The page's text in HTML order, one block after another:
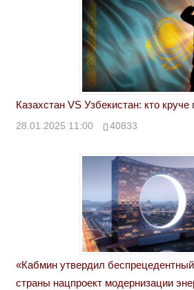
Казахстан VS Узбекистан: кто
28.01.2025 11:00 40833
«Кабмин утвердил
страны нацпроект модернизации